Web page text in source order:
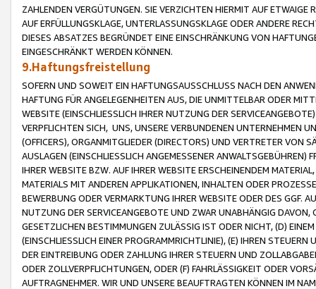
ZAHLENDEN VERGÜTUNGEN. SIE VERZICHTEN HIERMIT AUF
AUF ERFÜLLUNGSKLAGE, UNTERLASSUNGSKLAGE ODER ANDERE
DIESES ABSATZES BEGRÜNDET EINE EINSCHRÄNKUNG VON
EINGESCHRÄNKT WERDEN KÖNNEN.
9.Haftungsfreistellung
SOFERN UND SOWEIT EIN HAFTUNGSAUSSCHLUSS NACH DEN
HAFTUNG FÜR ANGELEGENHEITEN AUS, DIE UNMITTELBAR ODER
WEBSITE (EINSCHLIESSLICH IHRER NUTZUNG DER
VERPFLICHTEN SICH, UNS, UNSERE VERBUNDENEN UNTERNEHMEN
(OFFICERS), ORGANMITGLIEDER (DIRECTORS) UND VERTRETER VON
AUSLAGEN (EINSCHLIESSLICH ANGEMESSENER
IHRER WEBSITE BZW. AUF IHRER WEBSITE ERSCHEINENDEM
MATERIALS MIT ANDEREN APPLIKATIONEN, INHALTEN ODER
BEWERBUNG ODER VERMARKTUNG IHRER WEBSITE ODER DES GGF.
NUTZUNG DER SERVICEANGEBOTE UND ZWAR UNABHÄNGIG
GESETZLICHEN BESTIMMUNGEN ZULÄSSIG IST ODER NICHT, (D)
(EINSCHLIESSLICH EINER PROGRAMMRICHTLINIE), (E) IHREN
DER EINTREIBUNG ODER ZAHLUNG IHRER STEUERN UND
ODER ZOLLVERPFLICHTUNGEN, ODER (F) FAHRLÄSSIGKEIT ODER
AUFTRAGNEHMER. WIR UND UNSERE BEAUFTRAGTEN KÖNNEN IM